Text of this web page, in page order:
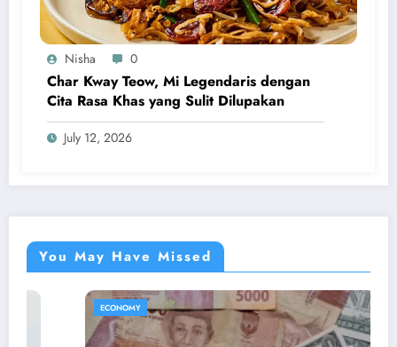
Nisha 0
Char Kway Teow, Mi Legendaris dengan
Cita Rasa Khas yang Sulit Dilupakan
July 12, 2026
You May Have Missed